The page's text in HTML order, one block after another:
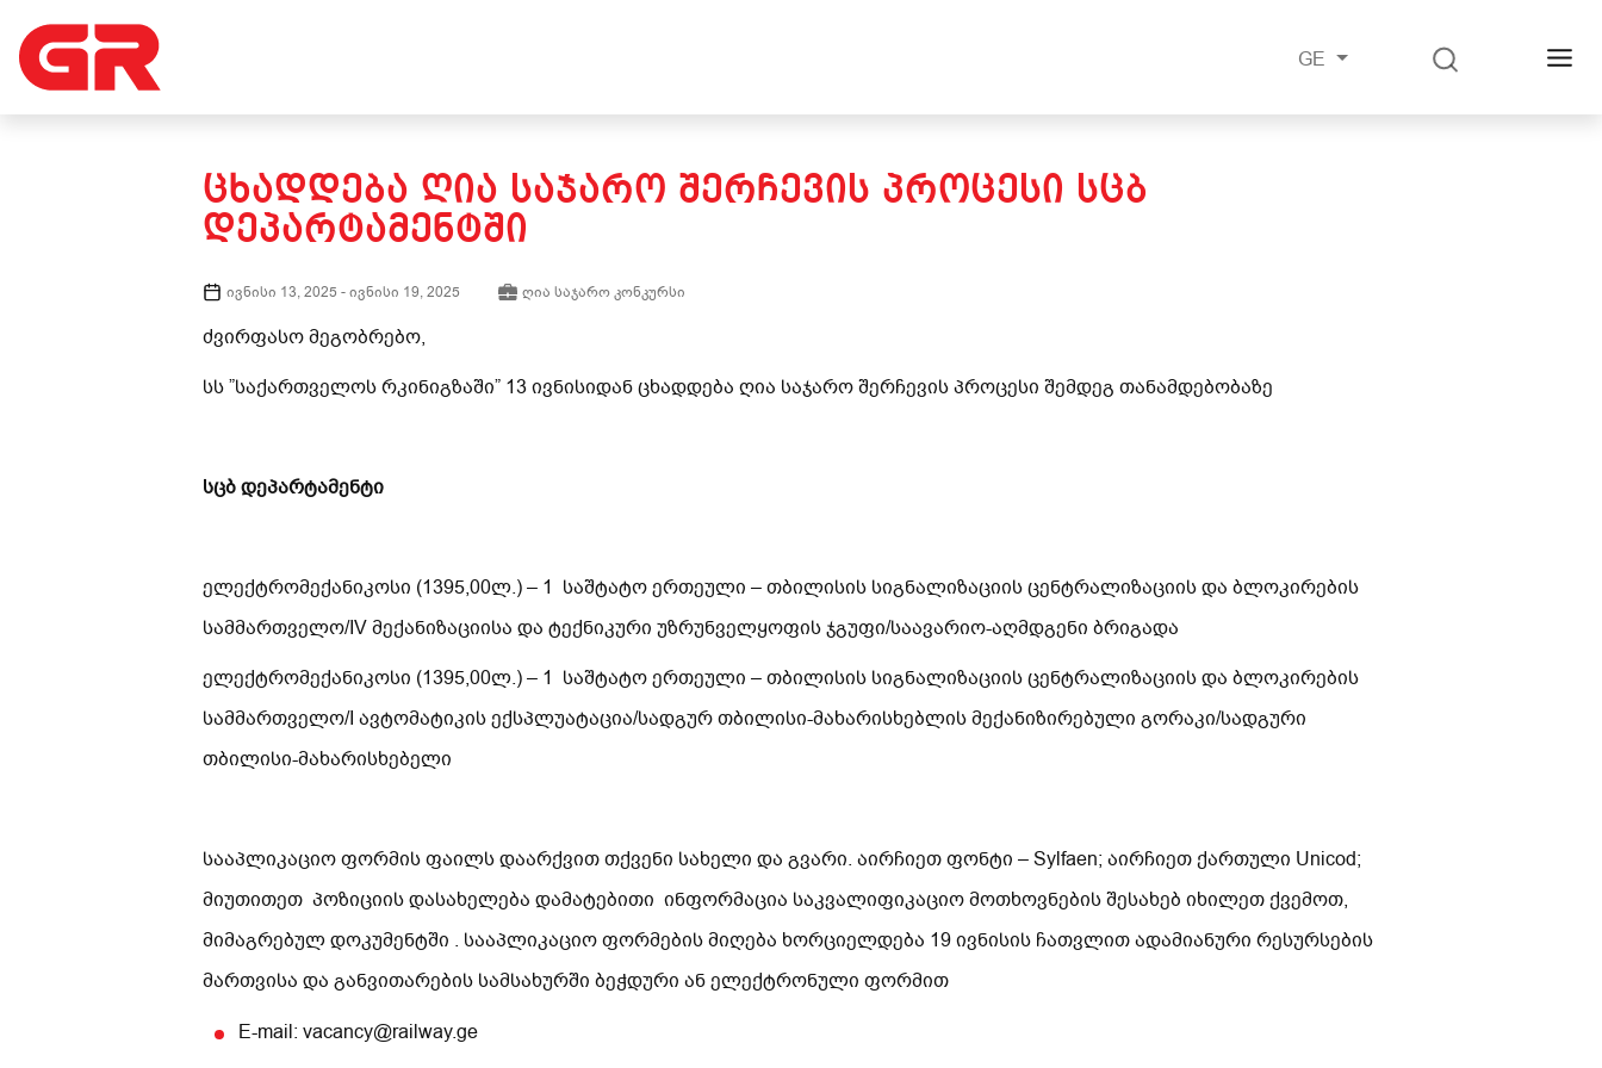
GE
ᲪᲮᲐᲓᲓᲔᲑᲐ ᲦᲘᲐ ᲡᲐᲯᲐᲠᲝ ᲨᲔᲠᲩᲔᲕᲘᲡ ᲞᲠᲝᲪᲔᲡᲘ ᲡᲪᲑ
ᲓᲔᲞᲐᲠᲢᲐᲛᲔᲜᲢᲨᲘ
ივნისი 13, 2025 -ივნისი 19, 2025 ღია საჯარო კონკურსი
ძვირფასო მეგობრებო,
სს ”საქართველოს რკინიგზაში” 13 ივნისიდან ცხადდება ღია საჯარო შერჩევის პროცესი შემდეგ თანამდებობაზე
სცბ დეპარტამენტი
ელექტრომექანიკოსი (1395,00ლ.) – 1 საშტატო ერთეული – თბილისის სიგნალიზაციის ცენტრალიზაციის და ბლოკირების
სამმართველო/IV მექანიზაციისა და ტექნიკური უზრუნველყოფის ჯგუფი/საავარიო-აღმდგენი ბრიგადა
ელექტრომექანიკოსი (1395,00ლ.) – 1 საშტატო ერთეული – თბილისის სიგნალიზაციის ცენტრალიზაციის და ბლოკირების
სამმართველო/I ავტომატიკის ექსპლუატაცია/სადგურ თბილისი-მახარისხებლის მექანიზირებული გორაკი/სადგური
თბილისი-მახარისხებელი
სააპლიკაციო ფორმის ფაილს დაარქვით თქვენი სახელი და გვარი. აირჩიეთ ფონტი – Sylfaen; აირჩიეთ ქართული Unicod;
მიუთითეთ პოზიციის დასახელება დამატებითი ინფორმაცია საკვალიფიკაციო მოთხოვნების შესახებ იხილეთ ქვემოთ,
მიმაგრებულ დოკუმენტში . სააპლიკაციო ფორმების მიღება ხორციელდება 19 ივნისის ჩათვლით ადამიანური რესურსების
მართვისა და განვითარების სამსახურში ბეჭდური ან ელექტრონული ფორმით
E-mail: vacancy@railway.ge